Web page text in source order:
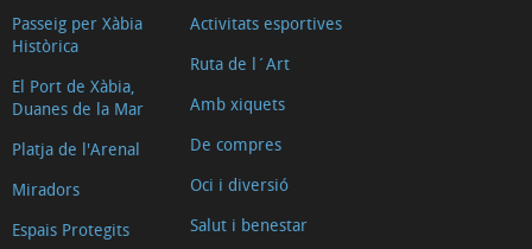
Passeig per Xàbia
Històrica
El Port de Xàbia,
Duanes de la Mar
Platja de l'Arenal
Miradors
Espais Protegits
Activitats esportives
Ruta de l´Art
Amb xiquets
De compres
Oci i diversió
Salut i benestar